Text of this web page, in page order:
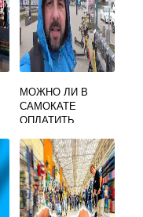
МОЖНО ЛИ В
САМОКАТЕ
ОПЛАТИТЬ